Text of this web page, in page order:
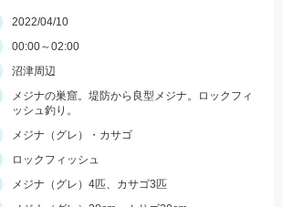
2022/04/10
00:00～02:00
沼津周辺
メジナの巣窟。堤防から良型メジナ。ロックフィ
ッシュ釣り。
メジナ（グレ）・カサゴ
ロックフィッシュ
メジナ（グレ）4匹、カサゴ3匹